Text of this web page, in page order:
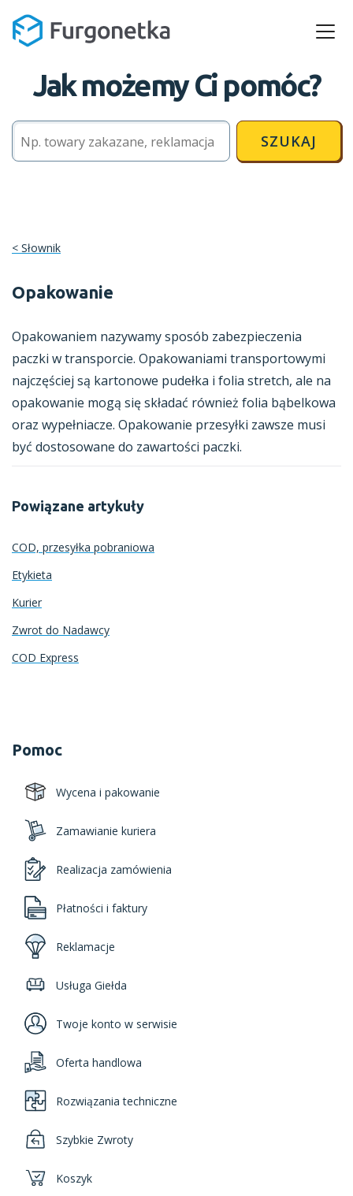
Jak możemy Ci pomóc?
SZUKAJ
Pomoc
Wycena i pakowanie
Zamawianie kuriera
Realizacja zamówienia
Płatności i faktury
Reklamacje
Usługa Giełda
Twoje konto w serwisie
Oferta handlowa
Rozwiązania techniczne
Szybkie Zwroty
Koszyk
Słownik
Opakowanie
Opakowaniem nazywamy sposób zabezpieczenia
paczki w transporcie. Opakowaniami transportowymi
najczęściej są kartonowe pudełka i folia stretch, ale na
opakowanie mogą się składać również folia bąbelkowa
oraz wypełniacze. Opakowanie przesyłki zawsze musi
być dostosowane do zawartości paczki.
Powiązane artykuły
COD, przesyłka pobraniowa
Etykieta
Kurier
Zwrot do Nadawcy
COD Express